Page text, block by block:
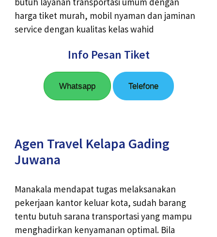
harga tiket murah, mobil nyaman dan jaminan
service dengan kualitas kelas wahid
Info Pesan Tiket
Whatsapp Telefone
Agen Travel Kelapa Gading
Juwana
Manakala mendapat tugas melaksanakan
pekerjaan kantor keluar kota, sudah barang
tentu butuh sarana transportasi yang mampu
menghadirkan kenyamanan optimal. Bila